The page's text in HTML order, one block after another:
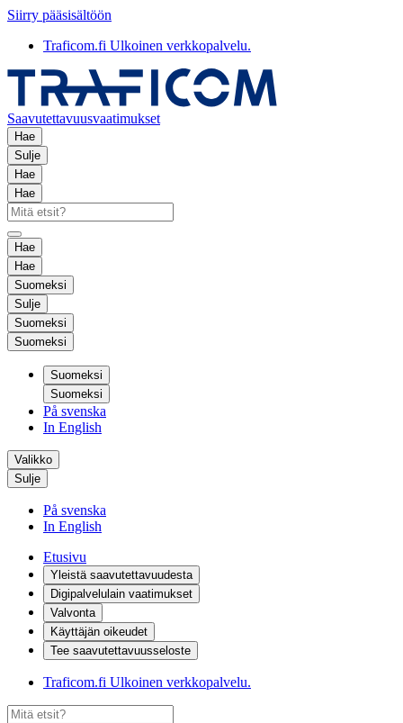
Siirry pääsisältöön
Traficom.fi Ulkoinen verkkopalvelu.
Saavutettavuusvaatimukset
Hae
Sulje
Hae
Hae
Hae
Hae
Suomeksi
Sulje
Suomeksi
Suomeksi
Suomeksi
Suomeksi
På svenska
In English
Valikko
Sulje
På svenska
In English
Etusivu
Yleistä saavutettavuudesta
Digipalvelulain vaatimukset
Valvonta
Käyttäjän oikeudet
Tee saavutettavuusseloste
Traficom.fi Ulkoinen verkkopalvelu.